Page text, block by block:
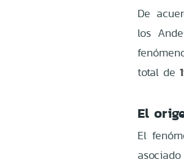
De
los
total de
El
El